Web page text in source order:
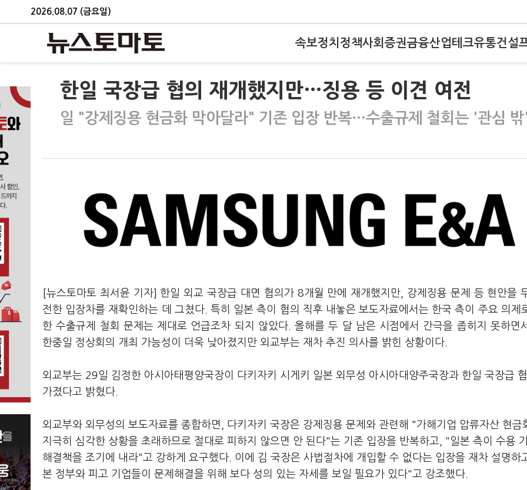
2026.08.07 (금요일)
속보정치 정책사회 증권금융산업테크유통건설
한일 국장급 협의 재개했지만…징용 등 이견 여전
일 "강제징용 현금화 막아달라" 기존 입장 반복…수출규제 철회는 '관심
[뉴스토마토 최서윤 기자] 한일 외교 국장급 대면 협의가 8개월 만에 재개했지만, 강제징용 문제 등 현안을
전한 입장차를 재확인하는 데 그쳤다. 특히 일본 측이 협의 직후 내놓은 보도자료에서는 한국 측이 주요 의제
한 수출규제 철회 문제는 제대로 언급조차 되지 않았다. 올해를 두 달 남은 시점에서 간극을 좁히지 못하면
한중일 정상회의 개최 가능성이 더욱 낮아졌지만 외교부는 재차 추진 의사를 밝힌 상황이다.
외교부는 29일 김정한 아시아태평양국장이 다키자키 시게키 일본 외무성 아시아대양주국장과 한일 국장급
가졌다고 밝혔다.
외교부와 외무성의 보도자료를 종합하면, 다키자키 국장은 강제징용 문제와 관련해 "가해기업 압류자산 현금
지극히 심각한 상황을 초래하므로 절대로 피하지 않으면 안 된다"는 기존 입장을 반복하고, "일본 측이 수용
해결책을 조기에 내라"고 강하게 요구했다. 이에 김 국장은 사법절차에 개입할 수 없다는 입장을 재차 설명하
본 정부와 피고 기업들이 문제해결을 위해 보다 성의 있는 자세를 보일 필요가 있다"고 강조했다.